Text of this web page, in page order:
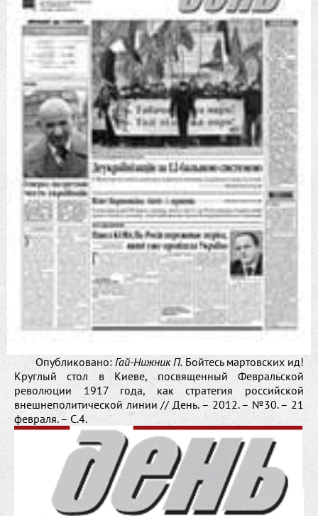
Опубликовано: Гай-Нижник П.Бойтесь мартовских ид!
Круглый стол в Киеве, посвященный Февральской
революции 1917 года, как стратегия российской
внешнеполитической линии // День. – 2012. – №30. – 21
февраля. – С.4.